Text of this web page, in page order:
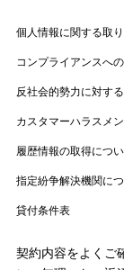
個人情報に関する取
コンプライアンスへ
反社会的勢力に対す
カスタマーハラスメ
履歴情報の取得につ
指定紛争解決機関に
貸付条件表
契約内容をよくご